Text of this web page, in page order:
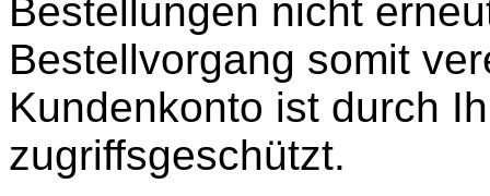
Bestellungen nicht
Bestellvorgang somit
Kundenkonto ist durch
zugriffsgeschützt.